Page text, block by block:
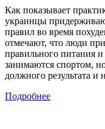
Как показывает
украинцы
правил во время
отмечают, что люди
правильного питания и
занимаются спортом,
должного результата
Подробнее